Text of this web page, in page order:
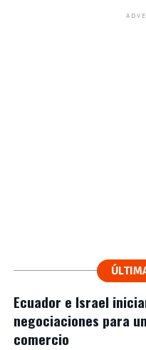
Ecuador e Israel
negociaciones para
comercio